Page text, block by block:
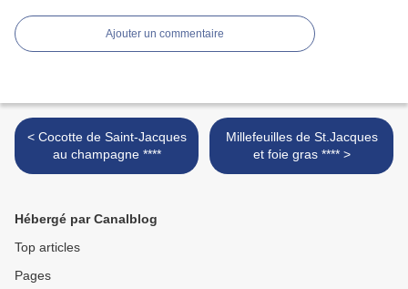
Ajouter un commentaire
< Cocotte de Saint-Jacques
au champagne ****
Millefeuilles de St.Jacques
et foie gras **** >
Hébergé par Canalblog
Top articles
Pages